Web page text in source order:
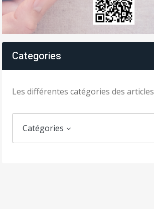
Categories
Les différentes catégories des articles
Catégories